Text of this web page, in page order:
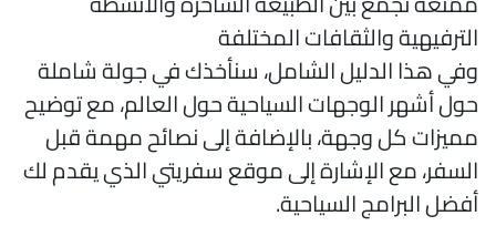
والثقافات المختلفة
هذا الدليل الشامل، سنأخذك في جولة شاملة
أشهر الوجهات السياحية حول العالم، مع توضيح
كل وجهة، بالإضافة إلى نصائح مهمة قبل
مع الإشارة إلى موقع سفريتي الذي يقدم لك
البرامج السياحية.